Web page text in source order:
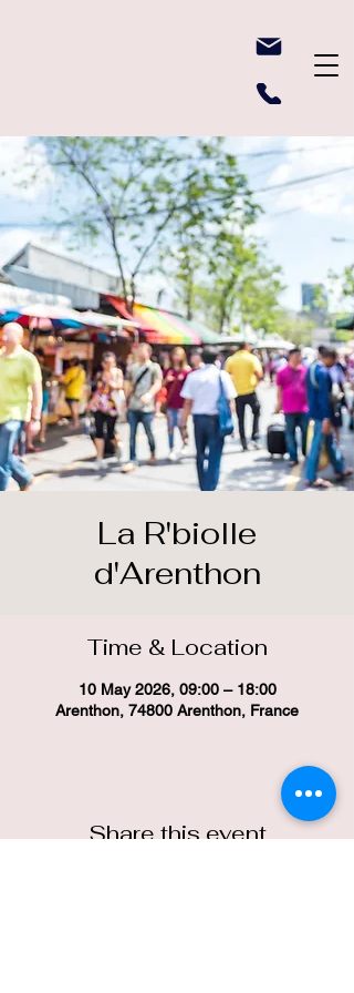
La R'biolle
d'Arenthon
Time & Location
10 May 2026, 09:00 – 18:00
Arenthon, 74800 Arenthon, France
Share this event